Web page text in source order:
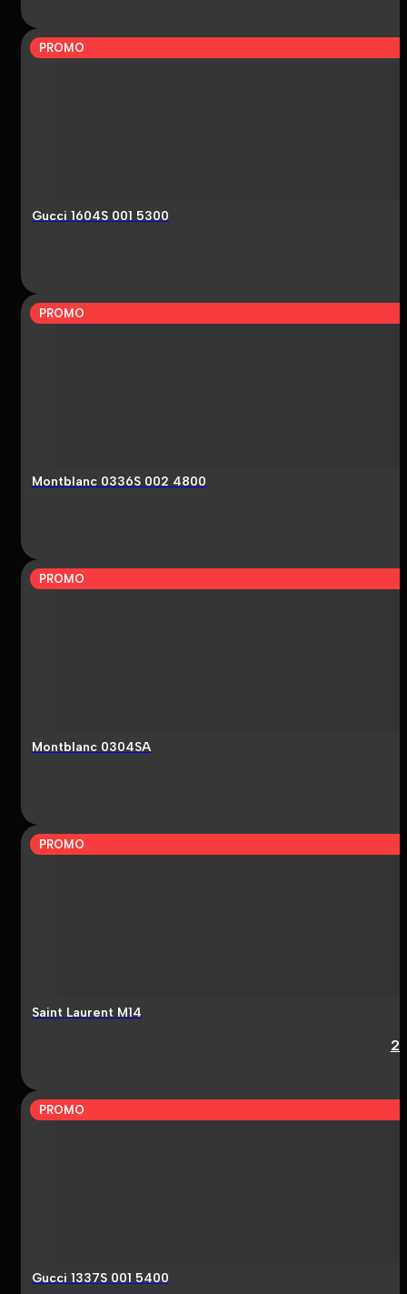
PROMO
Gucci 1604S 001 5300
PROMO
Montblanc 0336S 002 4800
PROMO
Montblanc 0304SA
PROMO
Saint Laurent M14
PROMO
Gucci 1337S 001 5400